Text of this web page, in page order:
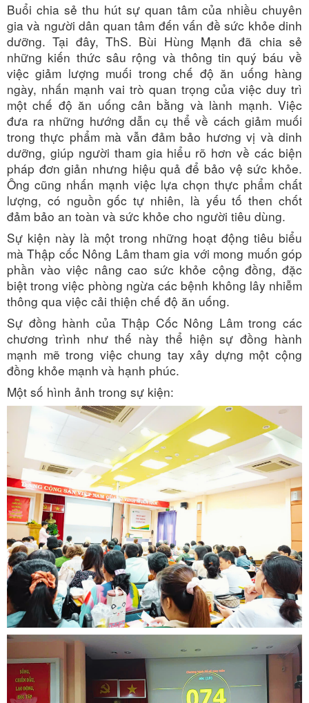
Buổi chia sẻ thu hút sự quan tâm của nhiều chuyên
gia và người dân quan tâm đến vấn đề sức khỏe dinh
dưỡng. Tại đây, ThS. Bùi Hùng Mạnh đã chia sẻ
những kiến thức sâu rộng và thông tin quý báu về
việc giảm lượng muối trong chế độ ăn uống hàng
ngày, nhấn mạnh vai trò quan trọng của việc duy trì
một chế độ ăn uống cân bằng và lành mạnh. Việc
đưa ra những hướng dẫn cụ thể về cách giảm muối
trong thực phẩm mà vẫn đảm bảo hương vị và dinh
dưỡng, giúp người tham gia hiểu rõ hơn về các biện
pháp đơn giản nhưng hiệu quả để bảo vệ sức khỏe.
Ông cũng nhấn mạnh việc lựa chọn thực phẩm chất
lượng, có nguồn gốc tự nhiên, là yếu tố then chốt
đảm bảo an toàn và sức khỏe cho người tiêu dùng.
Sự kiện này là một trong những hoạt động tiêu biểu
mà Thập cốc Nông Lâm tham gia với mong muốn góp
phần vào việc nâng cao sức khỏe cộng đồng, đặc
biệt trong việc phòng ngừa các bệnh không lây nhiễm
thông qua việc cải thiện chế độ ăn uống.
Sự đồng hành của Thập Cốc Nông Lâm trong các
chương trình như thế này thể hiệnsự đồng hành
mạnh mẽ trong việc chung tay xây dựng một cộng
đồng khỏe mạnh và hạnh phúc.
Một số hình ảnh trong sự kiện: